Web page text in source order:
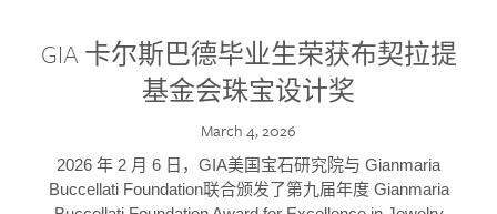
GIA 卡尔斯巴德毕业生荣获布契拉提
基金会珠宝设计奖
March 4, 2026
2026 年 2 月 6 日，GIA美国宝石研究院与 Gianmaria
Buccellati Foundation联合颁发了第九届年度 Gianmaria